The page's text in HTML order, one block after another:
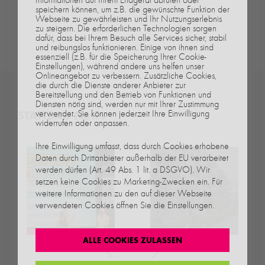
STATTBAU News
speichern können, um z.B. die gewünschte Funktion der
Webseite zu gewährleisten und Ihr Nutzungserlebnis
zu steigern. Die erforderlichen Technologien sorgen
dafür, dass bei Ihrem Besuch alle Services sicher, stabil
und reibungslos funktionieren. Einige von ihnen sind
essenziell (z.B. für die Speicherung Ihrer Cookie-
Einstellungen), während andere uns helfen unser
Onlineangebot zu verbessern. Zusätzliche Cookies,
die durch die Dienste anderer Anbieter zur
Bereitstellung und den Betrieb von Funktionen und
Diensten nötig sind, werden nur mit Ihrer Zustimmung
verwendet. Sie können jederzeit Ihre Einwilligung
widerrufen oder anpassen.
Ihre Einwilligung umfasst, dass durch Cookies erhobene
Daten durch Drittanbieter außerhalb der EU verarbeitet
werden dürfen (Art. 49 Abs. 1 lit. a DSGVO). Wir
setzen keine Cookies zu Marketing-Zwecken ein. Für
weitere Informationen zu den auf dieser Webseite
verwendeten Cookies öffnen Sie die Einstellungen.
ALLE COOKIES ZULASSEN